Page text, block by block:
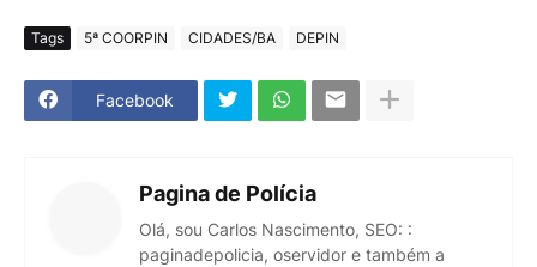
Tags 5ª COORPIN CIDADES/BA DEPIN
Facebook
Pagina de Polícia
Olá, sou Carlos Nascimento, SEO: :
paginadepolicia, oservidor e também a